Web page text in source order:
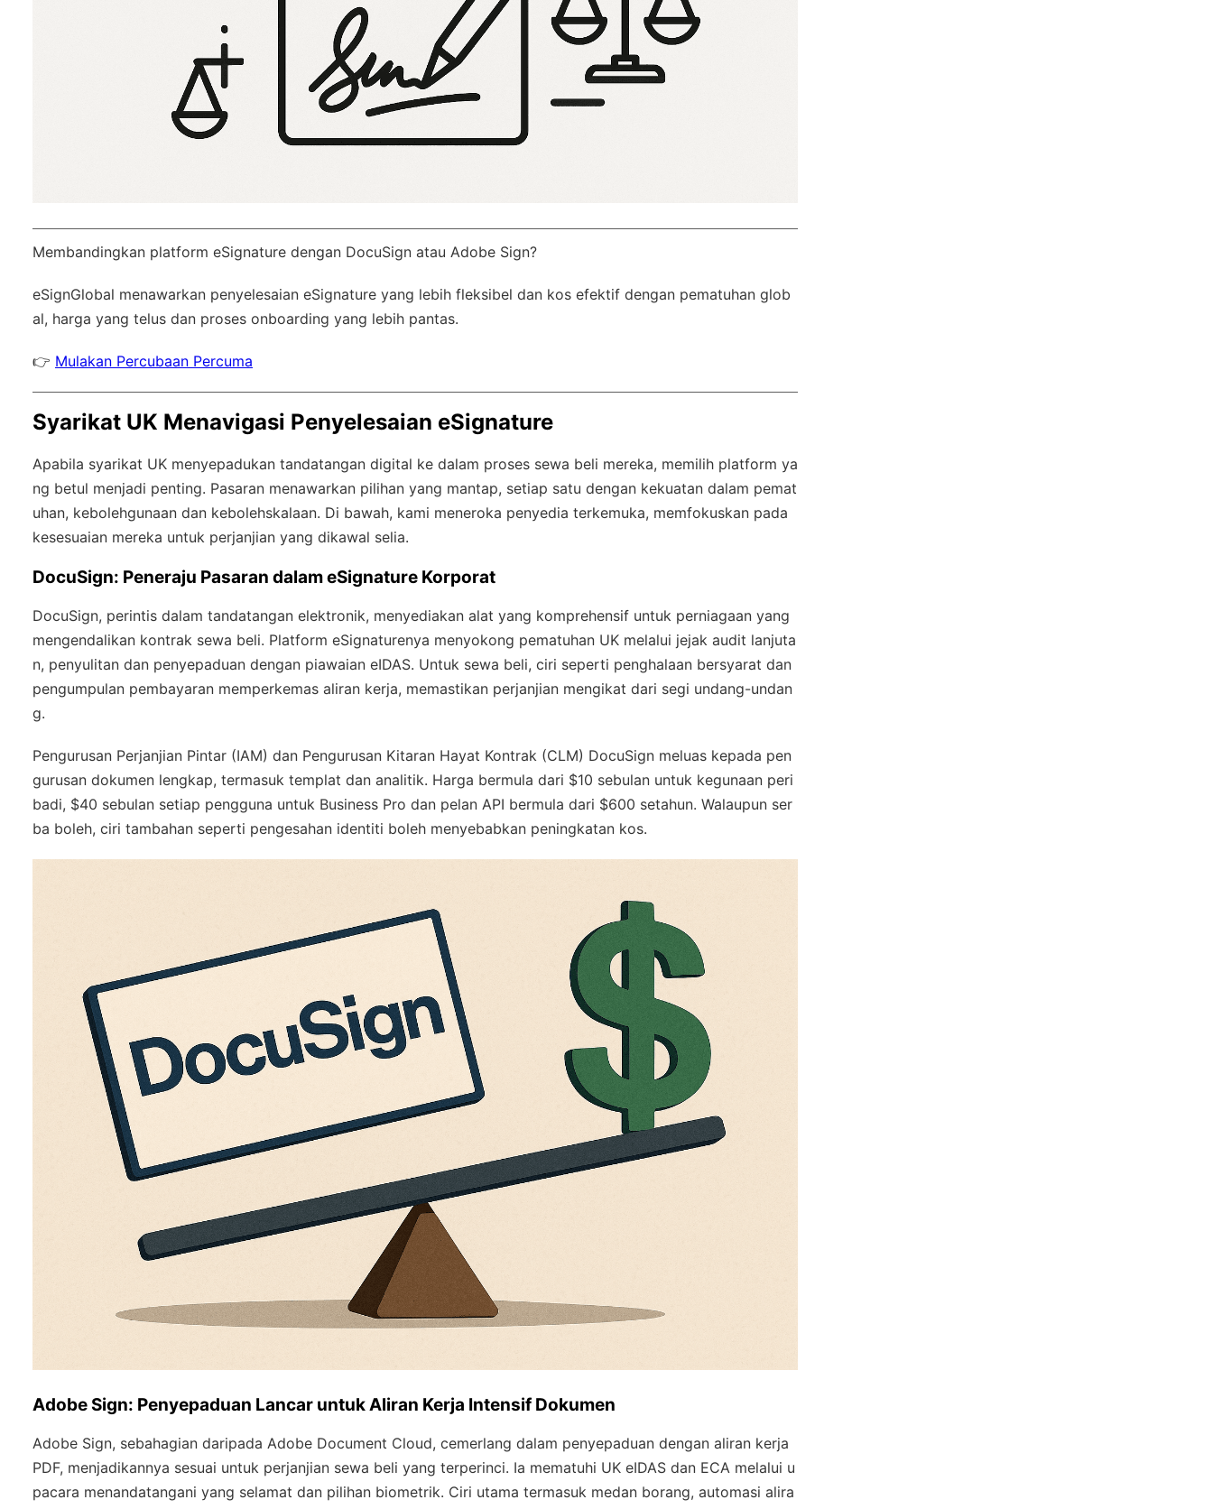
Membandingkan platform eSignature dengan DocuSign atau Adobe Sign?
eSignGlobal menawarkan penyelesaian eSignature yang lebih fleksibel dan kos efektif dengan pematuhan glob
al, harga yang telus dan proses onboarding yang lebih pantas.
👉 Mulakan Percubaan Percuma
Syarikat UK Menavigasi Penyelesaian eSignature
Apabila syarikat UK menyepadukan tandatangan digital ke dalam proses sewa beli mereka, memilih platform ya
ng betul menjadi penting. Pasaran menawarkan pilihan yang mantap, setiap satu dengan kekuatan dalam pemat
uhan, kebolehgunaan dan kebolehskalaan. Di bawah, kami meneroka penyedia terkemuka, memfokuskan pada
kesesuaian mereka untuk perjanjian yang dikawal selia.
DocuSign: Peneraju Pasaran dalam eSignature Korporat
DocuSign, perintis dalam tandatangan elektronik, menyediakan alat yang komprehensif untuk perniagaan yang
mengendalikan kontrak sewa beli. Platform eSignaturenya menyokong pematuhan UK melalui jejak audit lanjuta
n, penyulitan dan penyepaduan dengan piawaian eIDAS. Untuk sewa beli, ciri seperti penghalaan bersyarat dan
pengumpulan pembayaran memperkemas aliran kerja, memastikan perjanjian mengikat dari segi undang-undan
g.
Pengurusan Perjanjian Pintar (IAM) dan Pengurusan Kitaran Hayat Kontrak (CLM) DocuSign meluas kepada pen
gurusan dokumen lengkap, termasuk templat dan analitik. Harga bermula dari $10 sebulan untuk kegunaan peri
badi, $40 sebulan setiap pengguna untuk Business Pro dan pelan API bermula dari $600 setahun. Walaupun ser
ba boleh, ciri tambahan seperti pengesahan identiti boleh menyebabkan peningkatan kos.
Adobe Sign: Penyepaduan Lancar untuk Aliran Kerja Intensif Dokumen
Adobe Sign, sebahagian daripada Adobe Document Cloud, cemerlang dalam penyepaduan dengan aliran kerja
PDF, menjadikannya sesuai untuk perjanjian sewa beli yang terperinci. Ia mematuhi UK eIDAS dan ECA melalui u
pacara menandatangani yang selamat dan pilihan biometrik. Ciri utama termasuk medan borang, automasi alira